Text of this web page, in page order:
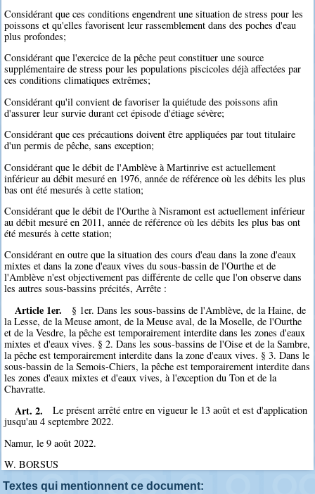
Considérant que ces conditions engendrent une situation de stress pour les
poissons et qu'elles favorisent leur rassemblement dans des poches d'eau
plus profondes;
Considérant que l'exercice de la pêche peut constituer une source
supplémentaire de stress pour les populations piscicoles déjà affectées par
ces conditions climatiques extrêmes;
Considérant qu'il convient de favoriser la quiétude des poissons afin
d'assurer leur survie durant cet épisode d'étiage sévère;
Considérant que ces précautions doivent être appliquées par tout titulaire
d'un permis de pêche, sans exception;
Considérant que le débit de l'Amblève à Martinrive est actuellement
inférieur au débit mesuré en 1976, année de référence où les débits les plus
bas ont été mesurés à cette station;
Considérant que le débit de l'Ourthe à Nisramont est actuellement inférieur
au débit mesuré en 2011, année de référence où les débits les plus bas ont
été mesurés à cette station;
Considérant en outre que la situation des cours d'eau dans la zone d'eaux
mixtes et dans la zone d'eaux vives du sous-bassin de l'Ourthe et de
l'Amblève n'est objectivement pas différente de celle que l'on observe dans
les autres sous-bassins précités, Arrête :
Article 1er.
§ 1er. Dans les sous-bassins de l'Amblève, de la Haine, de
la Lesse, de la Meuse amont, de la Meuse aval, de la Moselle, de l'Ourthe
et de la Vesdre, la pêche est temporairement interdite dans les zones d'eaux
mixtes et d'eaux vives. § 2. Dans les sous-bassins de l'Oise et de la Sambre,
la pêche est temporairement interdite dans la zone d'eaux vives. § 3. Dans le
sous-bassin de la Semois-Chiers, la pêche est temporairement interdite dans
les zones d'eaux mixtes et d'eaux vives, à l'exception du Ton et de la
Chavratte.
Art. 2.
Le présent arrêté entre en vigueur le 13 août et est d'application
jusqu'au 4 septembre 2022.
Namur, le 9 août 2022.
W. BORSUS
Textes qui mentionnent ce document: